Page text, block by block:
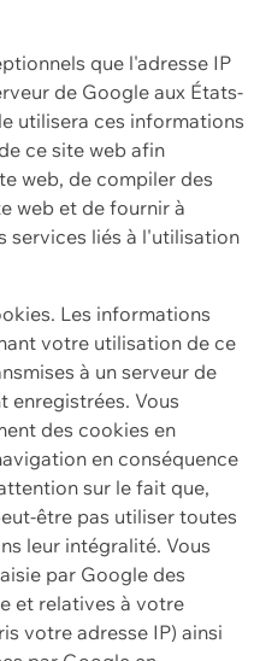
que l'adresse IP
de Google aux États-
utilisera ces informations
ce site web afin
web, de compiler des
web et de fournir à
services liés à l'utilisation
Les informations
votre utilisation de ce
à un serveur de
enregistrées. Vous
des cookies en
en conséquence
sur le fait que,
être pas utiliser toutes
leur intégralité. Vous
par Google des
et relatives à votre
votre adresse IP) ainsi